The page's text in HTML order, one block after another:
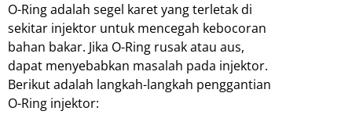
O-Ring adalah segel karet yang terletak di
sekitar injektor untuk mencegah kebocoran
bahan bakar. Jika O-Ring rusak atau aus,
dapat menyebabkan masalah pada injektor.
Berikut adalah langkah-langkah penggantian
O-Ring injektor: